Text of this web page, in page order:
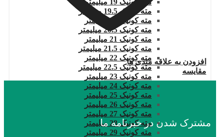
مته کونیک 19 میلیمتر
مته کونیک 19.5 میلیمتر
مته کونیک 20 میلیمتر
مته کونیک 20.5 میلیمتر
مته کونیک 21 میلیمتر
مته کونیک 21.5 میلیمتر
مته کونیک 22 میلیمتر
مته کونیک 22.5 میلیمتر
مته کونیک 23 میلیمتر
مته کونیک 24 میلیمتر
مته کونیک 25 میلیمتر
مته کونیک 26 میلیمتر
مته کونیک 27 میلیمتر
مته کونیک 28 میلیمتر
مته کونیک 29 میلیمتر
افزودن به علاقه مندی ها
مقایسه
مشترک شدن در خبرنامه ما